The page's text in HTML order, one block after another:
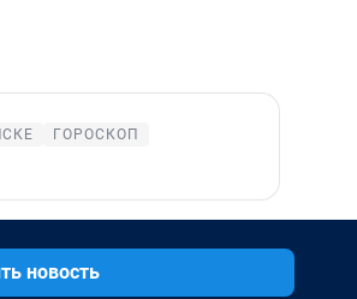
ГОРОСКОП
новость